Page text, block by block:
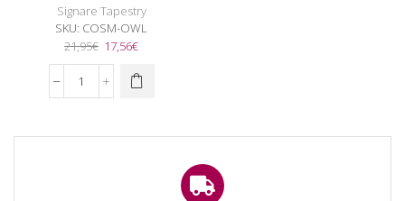
Signare Tapestry
SKU: COSM-OWL
21,95€ Original
price
was:
21,95€.
17,56€Η
τιμή
Signare
Small